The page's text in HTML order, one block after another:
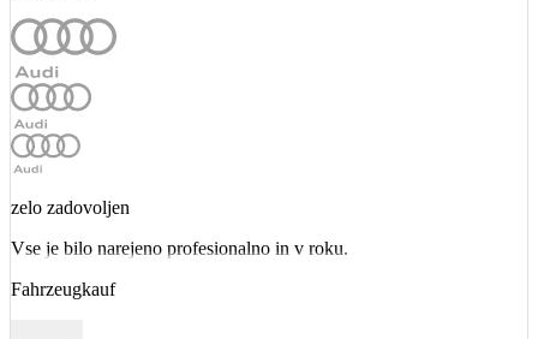
zelo zadovoljen
Vse je bilo narejeno profesionalno in v roku.
Fahrzeugkauf